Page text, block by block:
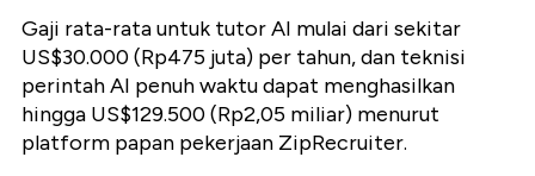
Gaji rata-rata untuk tutor AI mulai dari sekitar
US$30.000 (Rp475 juta) per tahun, dan teknisi
perintah AI penuh waktu dapat menghasilkan
hingga US$129.500 (Rp2,05 miliar) menurut
platform papan pekerjaan ZipRecruiter.